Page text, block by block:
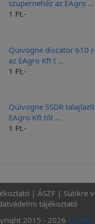
szupernehéz az EAgro ...
1 Ft.-
Quivogne discator 610
az EAgro Kft t ...
1 Ft.-
Quivogne SSDR
EAgro Kft től ...
1 Ft.-
| ÁSZF | Sütikre
tájékoztató
2015 - 2026 KárKép